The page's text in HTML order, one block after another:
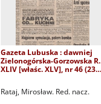
Gazeta Lubuska : dawniej
Zielonogórska-Gorzowska R.
XLIV [właśc. XLV], nr 46 (23
Rataj, Mirosław. Red. nacz.